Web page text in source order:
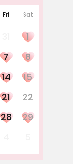
Fri Sat
1
7
8
14
15
21
22
28
29